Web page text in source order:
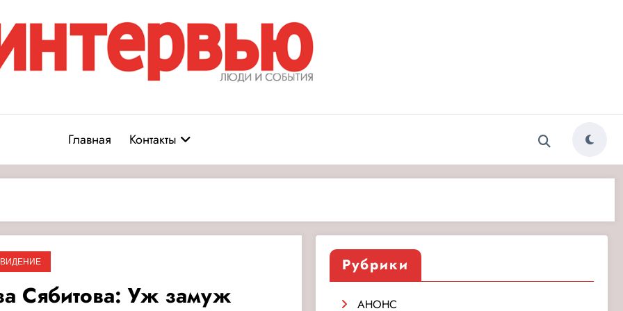
«Интервью: Люди и события»
Главная
Контакты
Сябитова: Уж замуж
Рубрики
АНОНС